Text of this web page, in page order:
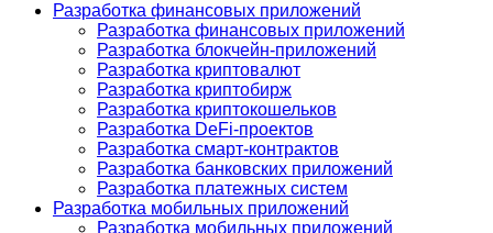
Разработка финансовых приложений
Разработка финансовых приложений
Разработка блокчейн-приложений
Разработка криптовалют
Разработка криптобирж
Разработка криптокошельков
Разработка DeFi-проектов
Разработка смарт-контрактов
Разработка банковских приложений
Разработка платежных систем
Разработка мобильных приложений
Разработка мобильных приложений